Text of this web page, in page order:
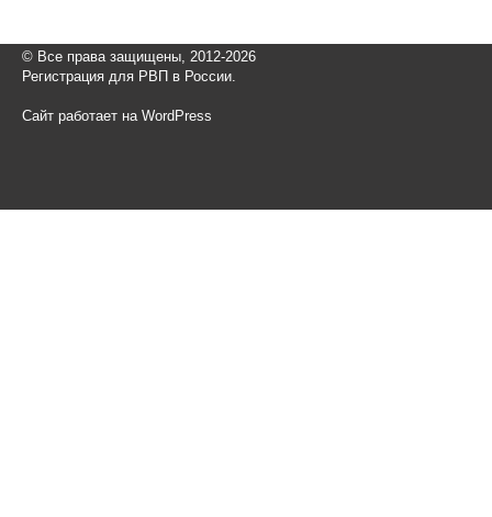
© Все права защищены, 2012-2026
Регистрация для РВП в России.
Сайт работает на WordPress